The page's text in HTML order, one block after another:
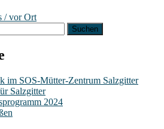
/ vor Ort
im SOS-Mütter-Zentrum Salzgitter
Salzgitter
2024